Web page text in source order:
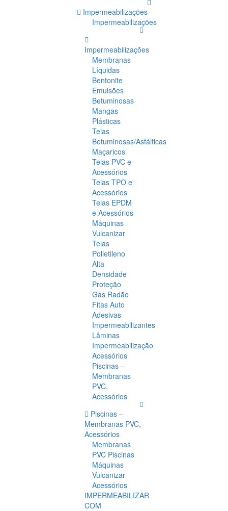
Impermeabilizações
Impermeabilizações
Impermeabilizações
Membranas
Líquidas
Bentonite
Emulsões
Betuminosas
Mangas
Plásticas
Telas
Betuminosas/Asfálticas
Maçaricos
Telas PVC e
Acessórios
Telas TPO e
Acessórios
Telas EPDM
e Acessórios
Máquinas
Vulcanizar
Telas
Polietileno
Alta
Densidade
Proteção
Gás Radão
Fitas Auto
Adesivas
Impermeabilizantes
Lâminas
Impermeabilização
Acessórios
Piscinas –
Membranas
PVC,
Acessórios
Piscinas –
Membranas PVC,
Acessórios
Membranas
PVC Piscinas
Máquinas
Vulcanizar
Acessórios
IMPERMEABILIZAR
COM